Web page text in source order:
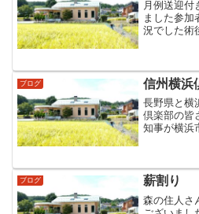
月例送迎付
ました参加
況でした術
加のK.Sさ
えで帰宅〃
ブログ 信州横浜
長野県と横
倶楽部の皆
知事が横浜
か協力をと
を実行して
ブログ 薪割り
森の住人さ